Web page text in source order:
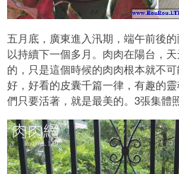
五月底，廣東進入汛期，端午前後
以持續下一個多月。肉肉在陽台，
的，只是這個時候的肉肉根本就不
好，好看的皮囊千篇一律，有趣的
們只要活著，就是最美的。3張集體